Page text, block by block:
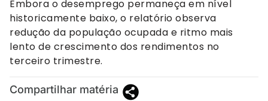
Embora o desemprego permaneça em nível
historicamente baixo, o relatório observa
redução da população ocupada e ritmo mais
lento de crescimento dos rendimentos no
terceiro trimestre.
Compartilhar matéria